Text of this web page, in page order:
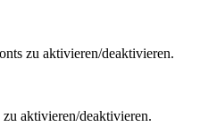
zu aktivieren/deaktivieren.
aktivieren/deaktivieren.